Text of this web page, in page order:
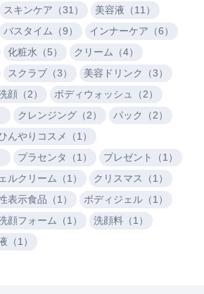
スキンケア（31）
美容液（11）
バスタイム（9）
インナーケア（6）
化粧水（5）
クリーム（4）
スクラブ（3）
美容ドリンク（3）
顔（2）
ボディウォッシュ（2）
クレンジング（2）
パック（2）
んやりコスメ（1）
プラセンタ（1）
プレゼント（1）
ルクリーム（1）
クリスマス（1）
表示食品（1）
ボディジェル（1）
顔フォーム（1）
洗顔料（1）
（1）